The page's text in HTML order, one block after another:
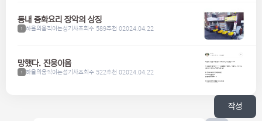
동내 중화요리 장악의 상징
1 하울의움직이는성기사조회수 589추천 02024.04.22
망했다. 진웅이옴
1 하울의움직이는성기사조회수 522추천 02024.04.22
작성